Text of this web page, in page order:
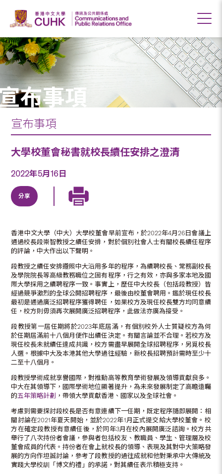
布事項
宣布事項
大學校董會秘書就校長續任安排之澄清
2022年5月16日
分享
香港中文大學（中大）大學校董會早前宣布，於2022年4月26日會議上
通過校長段崇智教授之續任安排，對於個別社會人士有關校長續任程序
的評論，中大作出以下聲明。
段教授之續任安排遵照中大沿用多年的程序，為續聘校長、常務副校長
及學院院長等高級教務職位之固有程序，行之有效，亦與多家本地及國
際大學採用之續聘程序一致。事實上，歷任中大校長（包括段教授）皆
經過競爭激烈的全球公開招聘程序，最後由校董會聘用。鑑於現任校長
最初是通過廣泛招聘程序獲得聘任，如果校方及現任校長雙方均同意續
任，校方則毋須再次展開廣泛招聘程序，此做法亦廣為接受。
段教授第一屆任期將於2023年底屆滿，有個別校外人士質疑校方為何
於任期屆滿前十八個月便作出續任決定。有關言論並不合理。若校方及
現任校長未就續任達成共識，校方需盡早展開全球招聘程序，另覓校長
人選。根據中大及本港其他大學過往經驗，新校長招聘預計需時至少十
二至十八個月。
段教授學術成就享譽國際，對推動高等教育學術發展及領導貢獻良多。
中大在其領導下，國際學術地位顯著提升，為未來發展制定了高瞻遠矚
的五年策略計劃 ，帶領大學貢獻香港、國家以及全球社會。
考慮到需要探討段校長是否有意連續下一任期，既定程序隨即展開：相
關討論在2021年夏天開始，並於2022年1月正式提交給大學校董會。校
方在確定段教授有意續任後，於同年3月在校內展開廣泛諮詢。校方共
舉行了八次持份者會議，參與者包括校友、教職員、學生、管理層及校
董會成員的代表。持份者在會上就校長的領導、表現及其對中大策略發
展的方向作坦誠討論，參考了段教授的過往成就和他對秉承中大傳統及
實踐大學校訓「博文約禮」的承諾，對其續任表示積極支持。